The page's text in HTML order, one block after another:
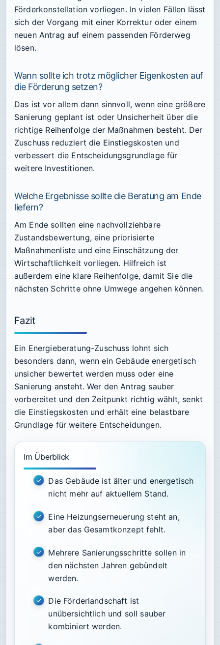
Förderkonstellation vorliegen. In vielen Fällen lässt
sich der Vorgang mit einer Korrektur oder einem
neuen Antrag auf einem passenden Förderweg
lösen.
Wann sollte ich trotz möglicher Eigenkosten auf
die Förderung setzen?
Das ist vor allem dann sinnvoll, wenn eine größere
Sanierung geplant ist oder Unsicherheit über die
richtige Reihenfolge der Maßnahmen besteht. Der
Zuschuss reduziert die Einstiegskosten und
verbessert die Entscheidungsgrundlage für
weitere Investitionen.
Welche Ergebnisse sollte die Beratung am Ende
liefern?
Am Ende sollten eine nachvollziehbare
Zustandsbewertung, eine priorisierte
Maßnahmenliste und eine Einschätzung der
Wirtschaftlichkeit vorliegen. Hilfreich ist
außerdem eine klare Reihenfolge, damit Sie die
nächsten Schritte ohne Umwege angehen können.
Fazit
Ein Energieberatung-Zuschuss lohnt sich
besonders dann, wenn ein Gebäude energetisch
unsicher bewertet werden muss oder eine
Sanierung ansteht. Wer den Antrag sauber
vorbereitet und den Zeitpunkt richtig wählt, senkt
die Einstiegskosten und erhält eine belastbare
Grundlage für weitere Entscheidungen.
Im Überblick
Das Gebäude ist älter und energetisch
nicht mehr auf aktuellem Stand.
Eine Heizungserneuerung steht an,
aber das Gesamtkonzept fehlt.
Mehrere Sanierungsschritte sollen in
den nächsten Jahren gebündelt
werden.
Die Förderlandschaft ist
unübersichtlich und soll sauber
kombiniert werden.